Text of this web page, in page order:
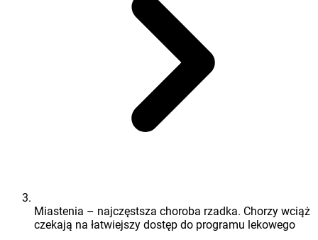
Miastenia – najczęstsza choroba rzadka. Chorzy wciąż
czekają na łatwiejszy dostęp do programu lekowego